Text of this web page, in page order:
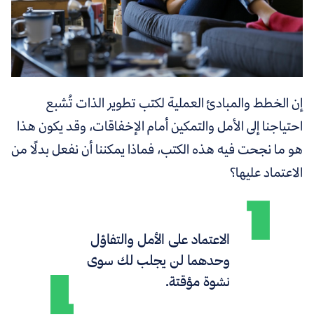
إن الخطط والمبادئ العملية لكتب تطوير الذات تُشبع
احتياجنا إلى الأمل والتمكين أمام الإخفاقات، وقد يكون هذا
هو ما نجحت فيه هذه الكتب، فماذا يمكننا أن نفعل بدلًا من
الاعتماد عليها؟
الاعتماد على الأمل والتفاؤل
وحدهما لن يجلب لك سوى
نشوة مؤقتة.